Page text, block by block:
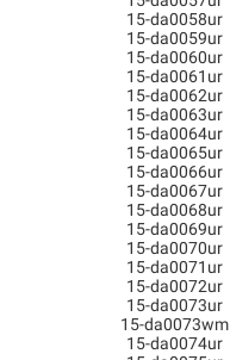
15-da0058ur
15-da0059ur
15-da0060ur
15-da0061ur
15-da0062ur
15-da0063ur
15-da0064ur
15-da0065ur
15-da0066ur
15-da0067ur
15-da0068ur
15-da0069ur
15-da0070ur
15-da0071ur
15-da0072ur
15-da0073ur
15-da0073wm
15-da0074ur